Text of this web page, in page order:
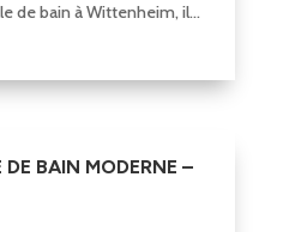
de bain à Wittenheim, il...
BAIN MODERNE –